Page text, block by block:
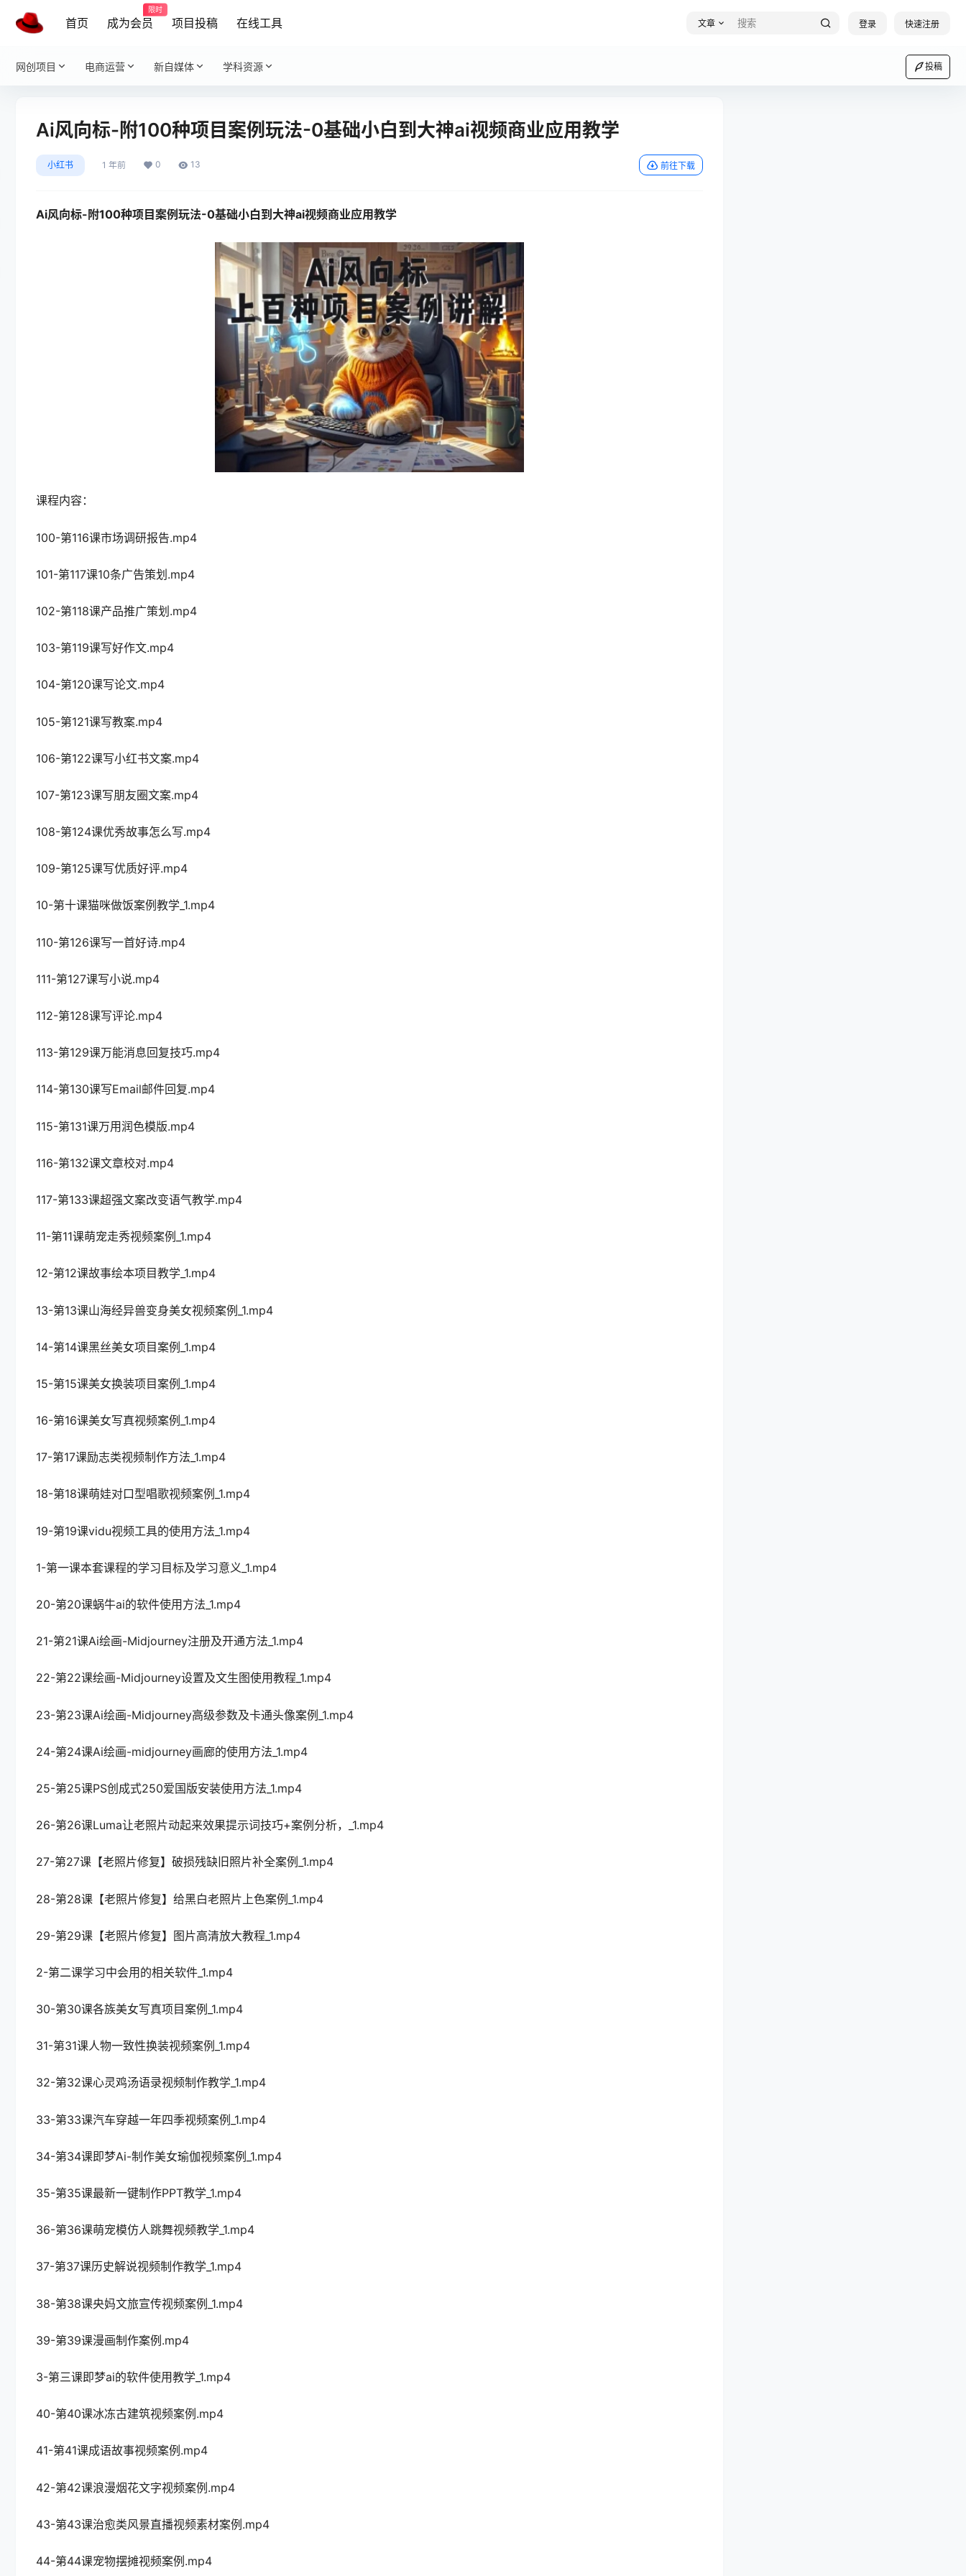
首页 成为会员
限时
项目投稿 在线工具 文章 登录 快速注册
网创项目 电商运营 新自媒体 学科资源 投稿
Ai风向标-附100种项目案例玩法-0基础小白到大神ai视频商业应用教学
小红书 1 年前 0 13 前往下载
Ai风向标-附100种项目案例玩法-0基础小白到大神ai视频商业应用教学
课程内容：
100-第116课市场调研报告.mp4
101-第117课10条广告策划.mp4
102-第118课产品推广策划.mp4
103-第119课写好作文.mp4
104-第120课写论文.mp4
105-第121课写教案.mp4
106-第122课写小红书文案.mp4
107-第123课写朋友圈文案.mp4
108-第124课优秀故事怎么写.mp4
109-第125课写优质好评.mp4
10-第十课猫咪做饭案例教学_1.mp4
110-第126课写一首好诗.mp4
111-第127课写小说.mp4
112-第128课写评论.mp4
113-第129课万能消息回复技巧.mp4
114-第130课写Email邮件回复.mp4
115-第131课万用润色模版.mp4
116-第132课文章校对.mp4
117-第133课超强文案改变语气教学.mp4
11-第11课萌宠走秀视频案例_1.mp4
12-第12课故事绘本项目教学_1.mp4
13-第13课山海经异兽变身美女视频案例_1.mp4
14-第14课黑丝美女项目案例_1.mp4
15-第15课美女换装项目案例_1.mp4
16-第16课美女写真视频案例_1.mp4
17-第17课励志类视频制作方法_1.mp4
18-第18课萌娃对口型唱歌视频案例_1.mp4
19-第19课vidu视频工具的使用方法_1.mp4
1-第一课本套课程的学习目标及学习意义_1.mp4
20-第20课蜗牛ai的软件使用方法_1.mp4
21-第21课Ai绘画-Midjourney注册及开通方法_1.mp4
22-第22课绘画-Midjourney设置及文生图使用教程_1.mp4
23-第23课Ai绘画-Midjourney高级参数及卡通头像案例_1.mp4
24-第24课Ai绘画-midjourney画廊的使用方法_1.mp4
25-第25课PS创成式250爱国版安装使用方法_1.mp4
26-第26课Luma让老照片动起来效果提示词技巧+案例分析，_1.mp4
27-第27课【老照片修复】破损残缺旧照片补全案例_1.mp4
28-第28课【老照片修复】给黑白老照片上色案例_1.mp4
29-第29课【老照片修复】图片高清放大教程_1.mp4
2-第二课学习中会用的相关软件_1.mp4
30-第30课各族美女写真项目案例_1.mp4
31-第31课人物一致性换装视频案例_1.mp4
32-第32课心灵鸡汤语录视频制作教学_1.mp4
33-第33课汽车穿越一年四季视频案例_1.mp4
34-第34课即梦Ai-制作美女瑜伽视频案例_1.mp4
35-第35课最新一键制作PPT教学_1.mp4
36-第36课萌宠模仿人跳舞视频教学_1.mp4
37-第37课历史解说视频制作教学_1.mp4
38-第38课央妈文旅宣传视频案例_1.mp4
39-第39课漫画制作案例.mp4
3-第三课即梦ai的软件使用教学_1.mp4
40-第40课冰冻古建筑视频案例.mp4
41-第41课成语故事视频案例.mp4
42-第42课浪漫烟花文字视频案例.mp4
43-第43课治愈类风景直播视频素材案例.mp4
44-第44课宠物摆摊视频案例.mp4